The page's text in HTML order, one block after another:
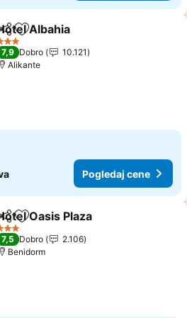
Dodati u favorite
Albahia
Zvezdice
7,9 Dobro
10.121
Alikante
Pogledaj cene
Dodati u favorite
Oasis Plaza
Zvezdice
7,5 Dobro
2.106
Benidorm